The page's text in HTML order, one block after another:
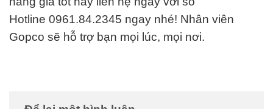
Hotline 0961.84.2345 ngay nhé! Nhân viên
Gopco sẽ hỗ trợ bạn mọi lúc, mọi nơi.